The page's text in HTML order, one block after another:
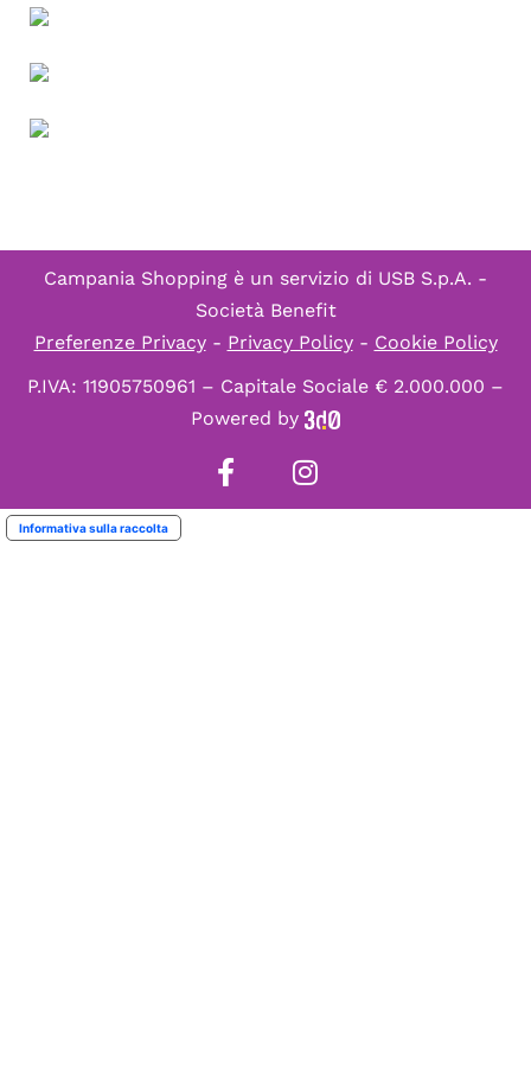
Campania Shopping è un servizio di USB S.p.A. -
Società Benefit
Preferenze Privacy- Privacy Policy- Cookie Policy
P.IVA: 11905750961 – Capitale Sociale € 2.000.000 –
Powered by
Informativa sulla raccolta